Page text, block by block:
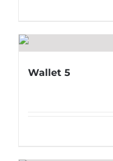
Wallet 5